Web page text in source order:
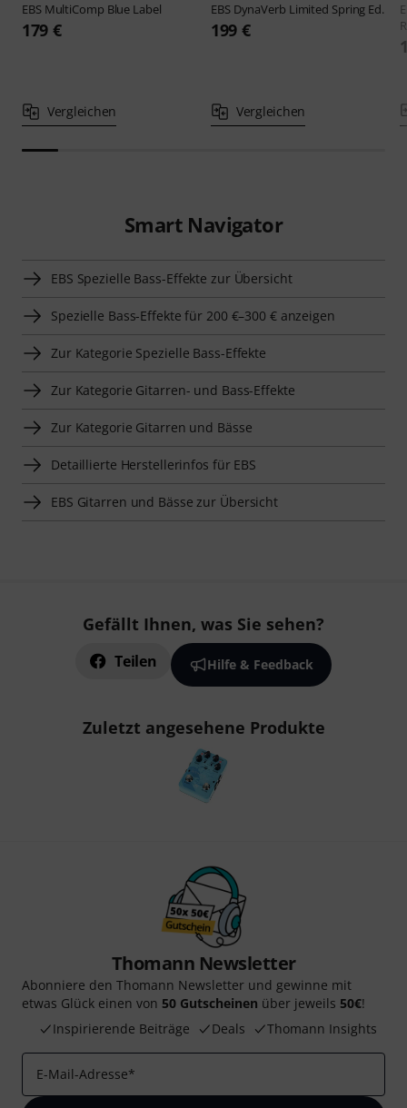
EBS MultiComp Blue Label
179 €
Vergleichen
EBS DynaVerb Limited Spring Ed.
199 €
Vergleichen
Smart Navigator
EBS Spezielle Bass-Effekte zur Übersicht
Spezielle Bass-Effekte für 200 €–300 € anzeigen
Zur Kategorie Spezielle Bass-Effekte
Zur Kategorie Gitarren- und Bass-Effekte
Zur Kategorie Gitarren und Bässe
Detaillierte Herstellerinfos für EBS
EBS Gitarren und Bässe zur Übersicht
Gefällt Ihnen, was Sie sehen?
Teilen Hilfe & Feedback
Zuletzt angesehene Produkte
Thomann Newsletter
Abonniere den Thomann Newsletter und gewinne mit
etwas Glück einen von 50 Gutscheinen über jeweils 50€!
Inspirierende Beiträge
Deals Thomann Insights
E-Mail-Adresse*